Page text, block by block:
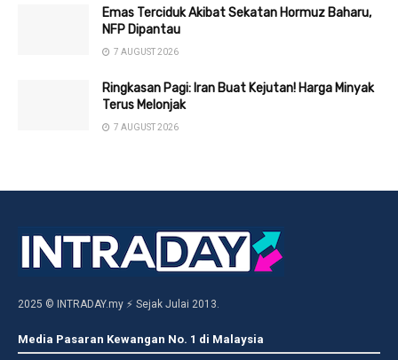
Emas Terciduk Akibat Sekatan Hormuz Baharu,
NFP Dipantau
7 AUGUST 2026
Ringkasan Pagi: Iran Buat Kejutan! Harga Minyak
Terus Melonjak
7 AUGUST 2026
2025 © INTRADAY.my ⚡ Sejak Julai 2013.
Media Pasaran Kewangan No. 1 di Malaysia